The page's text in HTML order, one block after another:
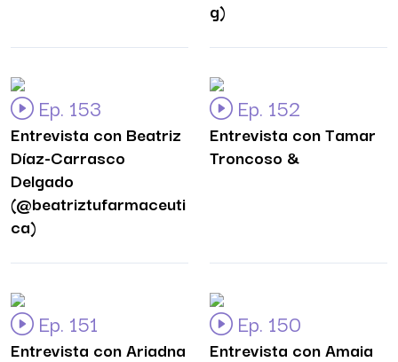
g)
Ep. 153
Entrevista con Beatriz
Díaz-Carrasco
Delgado
(@beatriztufarmaceuti
ca)
Ep. 152
Entrevista con Tamar
Troncoso &
Ep. 151
Entrevista con Ariadna
Ep. 150
Entrevista con Amaia